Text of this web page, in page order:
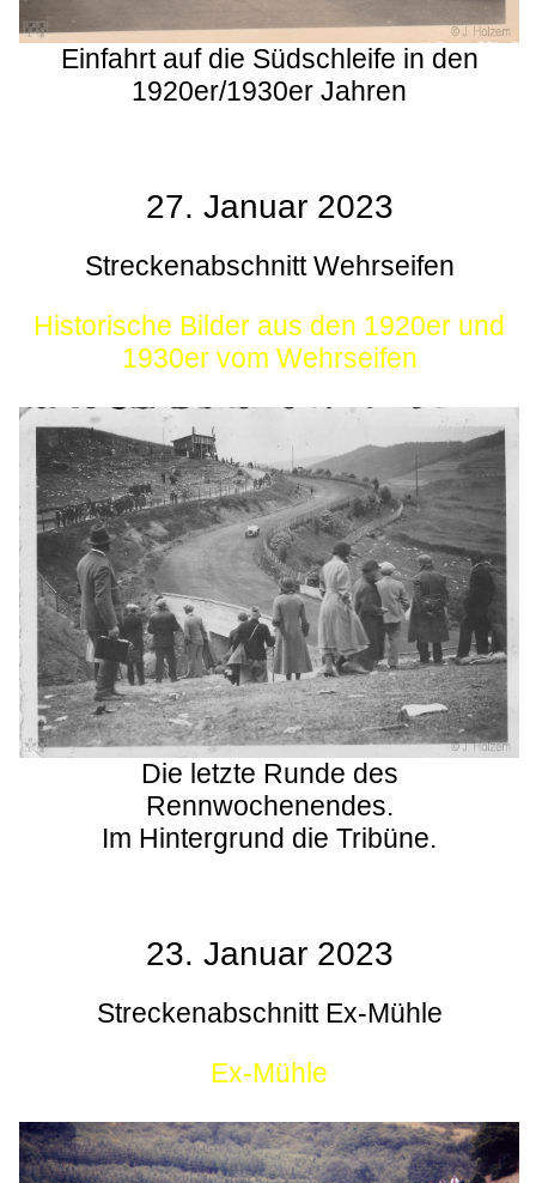
Einfahrt auf die Südschleife in den
1920er/1930er Jahren
27. Januar 2023
Streckenabschnitt Wehrseifen
Historische Bilder aus den 1920er und
1930er vom Wehrseifen
Die letzte Runde des
Rennwochenendes.
Im Hintergrund die Tribüne.
23. Januar 2023
Streckenabschnitt Ex-Mühle
Ex-Mühle